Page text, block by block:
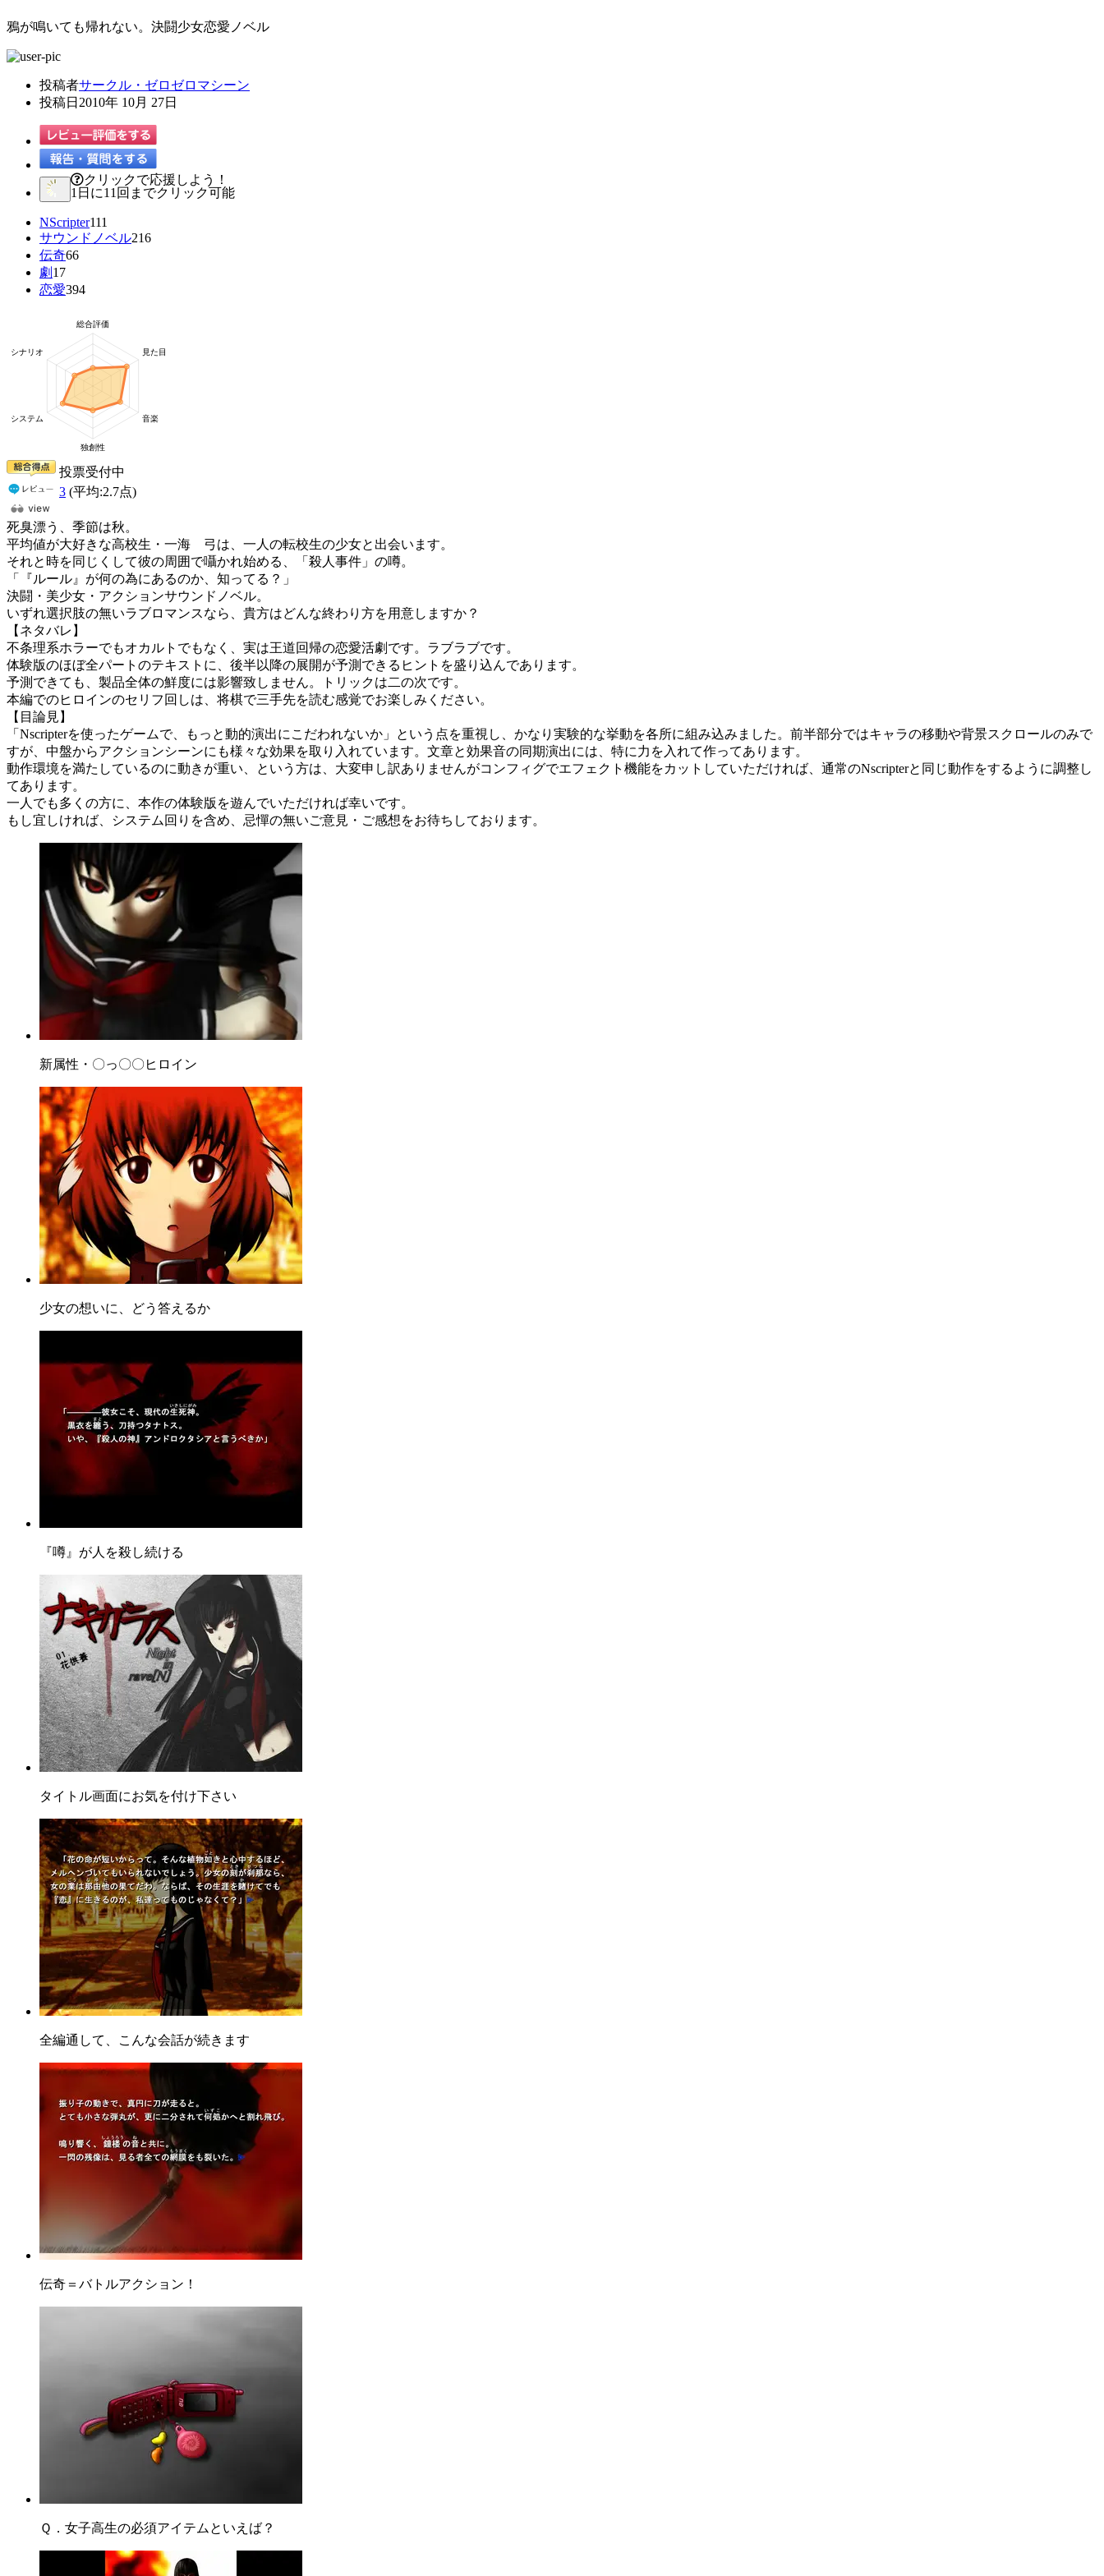
鴉が鳴いても帰れない。決闘少女恋愛ノベル
投稿者サークル・ゼロゼロマシーン
投稿日 2010年 10月 27日
クリックで応援しよう！
1日に11回までクリック可能
NScripter111
サウンドノベル216
伝奇66
劇 17
恋愛394
投票受付中
3 (平均:2.7点)
死臭漂う、季節は秋。
平均値が大好きな高校生・一海 弓は、一人の転校生の少女と出会います。
それと時を同じくして彼の周囲で囁かれ始める、「殺人事件」の噂。
「『ルール』が何の為にあるのか、知ってる？」
決闘・美少女・アクションサウンドノベル。
いずれ選択肢の無いラブロマンスなら、貴方はどんな終わり方を用意しますか？
【ネタバレ】
不条理系ホラーでもオカルトでもなく、実は王道回帰の恋愛活劇です。ラブラブです。
体験版のほぼ全パートのテキストに、後半以降の展開が予測できるヒントを盛り込んであります。
予測できても、製品全体の鮮度には影響致しません。トリックは二の次です。
本編でのヒロインのセリフ回しは、将棋で三手先を読む感覚でお楽しみください。
【目論見】
「Nscripterを使ったゲームで、もっと動的演出にこだわれないか」という点を重視し、かなり実験的な挙動を各所に組み込みました。前半部分ではキャラの移動や背景スクロールのみで
すが、中盤からアクションシーンにも様々な効果を取り入れています。文章と効果音の同期演出には、特に力を入れて作ってあります。
動作環境を満たしているのに動きが重い、という方は、大変申し訳ありませんがコンフィグでエフェクト機能をカットしていただければ、通常のNscripterと同じ動作をするように調整し
てあります。
一人でも多くの方に、本作の体験版を遊んでいただければ幸いです。
もし宜しければ、システム回りを含め、忌憚の無いご意見・ご感想をお待ちしております。
新属性・〇っ〇〇ヒロイン
少女の想いに、どう答えるか
『噂』が人を殺し続ける
タイトル画面にお気を付け下さい
全編通して、こんな会話が続きます
伝奇＝バトルアクション！
Ｑ．女子高生の必須アイテムといえば？